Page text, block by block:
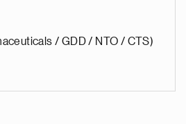
/ GDD / NTO / CTS)